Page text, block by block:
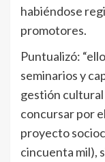
habiéndose
promotores.
Puntualizó:
seminarios y
gestión
concursar por
proyecto
cincuenta mil),